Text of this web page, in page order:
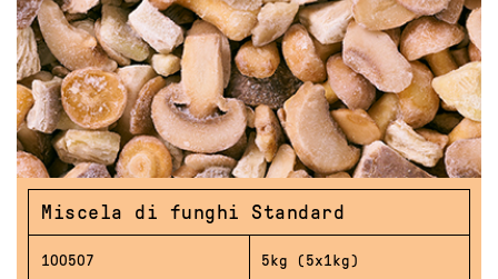
Miscela di funghi Standard
100507 5kg (5x1kg)